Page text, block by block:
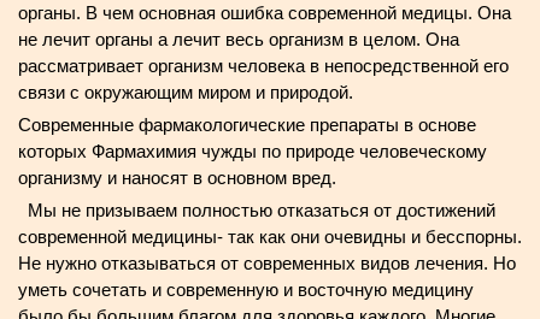
органы. В чем основная ошибка современной медицы. Она
не лечит органы а лечит весь организм в целом. Она
рассматривает организм человека в непосредственной его
связи с окружающим миром и природой.
Современные фармакологические препараты в основе
которых Фармахимия чужды по природе человеческому
организму и наносят в основном вред.
Мы не призываем полностью отказаться от достижений
современной медицины- так как они очевидны и бесспорны.
Не нужно отказываться от современных видов лечения. Но
уметь сочетать и современную и восточную медицину